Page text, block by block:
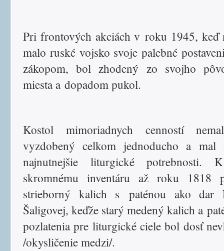
Pri frontových akciách v roku 1945, keď
malo ruské vojsko svoje palebné
zákopom, bol zhodený zo svojho
miesta a dopadom pukol.
Kostol mimoriadnych cenností
vyzdobený celkom jednoducho a mal
najnutnejšie liturgické potrebnosti.
skromnému inventáru až roku 1818
strieborný kalich s paténou ako dar
Šaligovej, keďže starý medený kalich a
pozlatenia pre liturgické ciele bol dosť
/okysličenie medzi/.